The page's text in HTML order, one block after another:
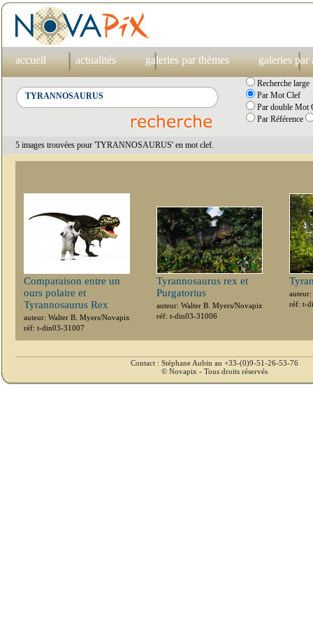
accueil actualités galeries par thèmes galeries par
Recherche large
Par Mot Clef
Par double Mot
Par Référence
5 images trouvées pour 'TYRANNOSAURUS' en mot clef.
Comparaison entre un
ours polaire et
Tyrannosaurus Rex
auteur: Walter B. Myers/Novapix
réf: t-din03-31007
Tyrannosaurus rex et
Purgatorius
auteur: Walter B. Myers/Novapix
réf: t-din03-31006
réf: t-
Contact : Stéphane Aubin au +33-(0)9-51-26-53-76
© Novapix - Tous droits réservés